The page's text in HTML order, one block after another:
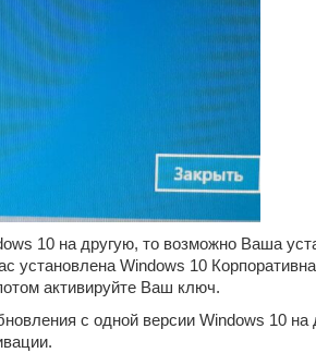
10 на другую, то возможно Ваша
установлена Windows 10
активируйте Ваш ключ.
с одной версии Windows 10